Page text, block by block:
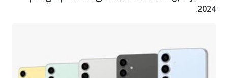
2024.